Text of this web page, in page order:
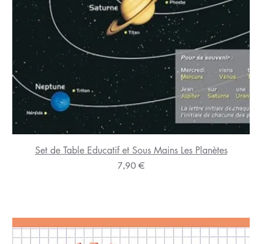
Set de Table Educatif et Sous Mains Les Planètes
Prix
7,90 €